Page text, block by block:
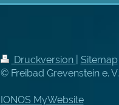
Druckversion
Sitemap
© Freibad Grevenstein e. V.
IONOS MyWebsite